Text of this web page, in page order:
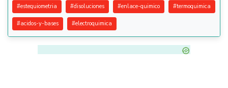
#estequiometria #disoluciones #enlace-quimico #termoquimica
#acidos-y-bases #electroquimica